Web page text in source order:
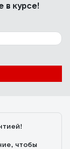
в курсе!
чтобы